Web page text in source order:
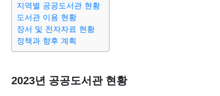
요리 상품리뷰 원예 금융
대출 자동차 취미
지역별 공공도서관 현황
도서관 이용 현황
장서 및 전자자료 현황
정책과 향후 계획
2023년 공공도서관 현황